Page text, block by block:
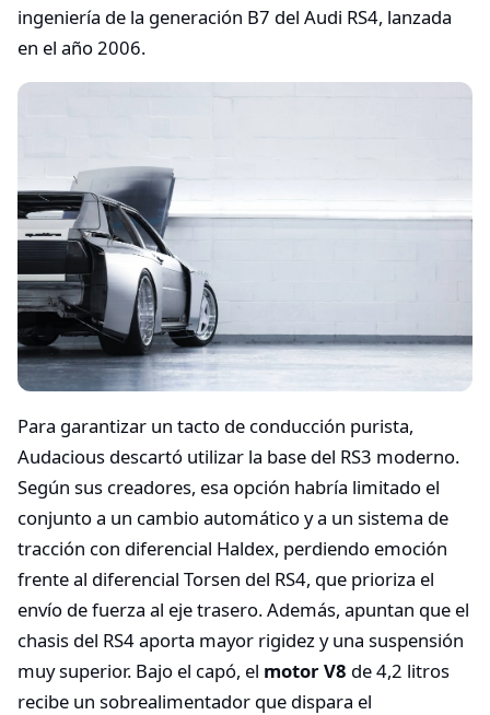
ingeniería de la generación B7 del Audi RS4, lanzada
en el año 2006.
Para garantizar un tacto de conducción purista,
Audacious descartó utilizar la base del RS3 moderno.
Según sus creadores, esa opción habría limitado el
conjunto a un cambio automático y a un sistema de
tracción con diferencial Haldex, perdiendo emoción
frente al diferencial Torsen del RS4, que prioriza el
envío de fuerza al eje trasero. Además, apuntan que el
chasis del RS4 aporta mayor rigidez y una suspensión
muy superior. Bajo el capó, el motor V8 de 4,2 litros
recibe un sobrealimentador que dispara el